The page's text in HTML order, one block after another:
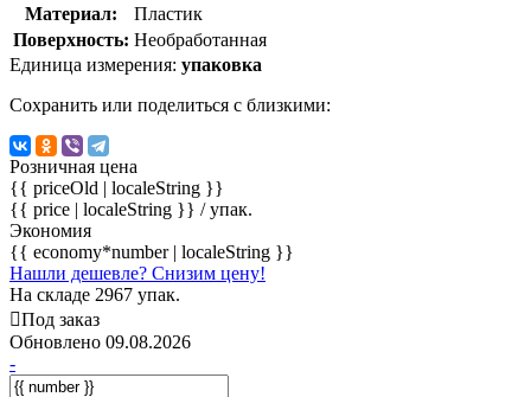
Материал:
Пластик
Поверхность: Необработанная
Единица измерения: упаковка
Сохранить или поделиться с близкими:
Розничная цена
{{ priceOld | localeString }}
{{ price | localeString }} / упак.
Экономия
{{ economy*number | localeString }}
Нашли дешевле? Снизим цену!
На складе 2967 упак.
Под заказ
Обновлено 09.08.2026
-